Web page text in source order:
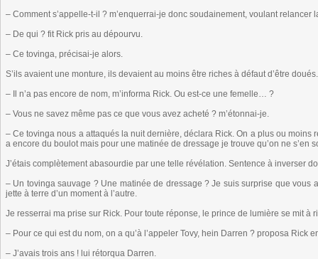
– Comment s’appelle-t-il ? m’enquerrai-je donc soudainement, voulant relancer
– De qui ? fit Rick pris au dépourvu.
– Ce tovinga, précisai-je alors.
S’ils avaient une monture, ils devaient au moins être riches à défaut d’être
– Il n’a pas encore de nom, m’informa Rick. Ou est-ce une femelle… ?
– Vous ne savez même pas ce que vous avez acheté ? m’étonnai-je.
– Ce tovinga nous a attaqués la nuit dernière, déclara Rick. On a plus ou
a encore du boulot mais pour une matinée de dressage je trouve qu’on ne s’en
J’étais complètement abasourdie par une telle révélation. Sentence à inverser
– Un tovinga sauvage ? Une matinée de dressage ? Je suis surprise que vous
jette à terre d’un moment à l’autre.
Je resserrai ma prise sur Rick. Pour toute réponse, le prince de lumière se mit à
– Pour ce qui est du nom, on a qu’à l’appeler Tovy, hein Darren ? proposa Rick
– J’avais trois ans ! lui rétorqua Darren.